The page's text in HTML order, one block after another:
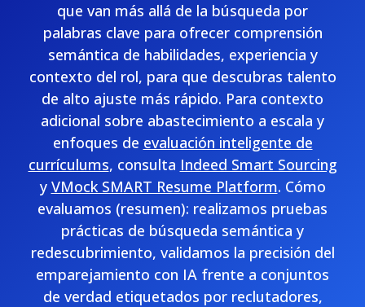
que van más allá de la búsqueda por
palabras clave para ofrecer comprensión
semántica de habilidades, experiencia y
contexto del rol, para que descubras talento
de alto ajuste más rápido. Para contexto
adicional sobre abastecimiento a escala y
enfoques de evaluación inteligente de
currículums, consulta Indeed Smart Sourcing
y VMock SMART Resume Platform. Cómo
evaluamos (resumen): realizamos pruebas
prácticas de búsqueda semántica y
redescubrimiento, validamos la precisión del
emparejamiento con IA frente a conjuntos
de verdad etiquetados por reclutadores,